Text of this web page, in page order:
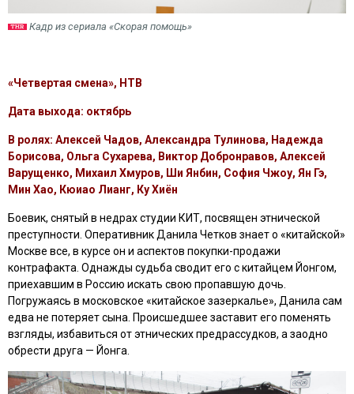
Кадр из сериала «Скорая помощь»
«Четвертая смена», НТВ
Дата выхода: октябрь
В ролях: Алексей Чадов, Александра Тулинова, Надежда
Борисова, Ольга Сухарева, Виктор Добронравов, Алексей
Варущенко, Михаил Хмуров, Ши Янбин, София Чжоу, Ян Гэ,
Мин Хао, Кюиао Лианг, Ку Хиён
Боевик, снятый в недрах студии КИТ, посвящен этнической
преступности. Оперативник Данила Четков знает о «китайской»
Москве все, в курсе он и аспектов покупки-продажи
контрафакта. Однажды судьба сводит его с китайцем Йонгом,
приехавшим в Россию искать свою пропавшую дочь.
Погружаясь в московское «китайское зазеркалье», Данила сам
едва не потеряет сына. Происшедшее заставит его поменять
взгляды, избавиться от этнических предрассудков, а заодно
обрести друга — Йонга.